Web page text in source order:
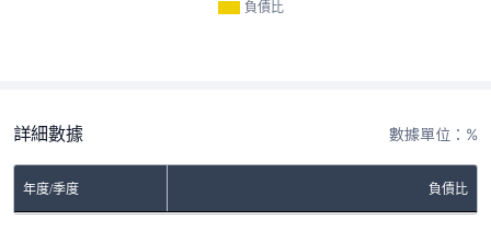
負債比
詳細數據 數據單位：%
年度/季度 負債比